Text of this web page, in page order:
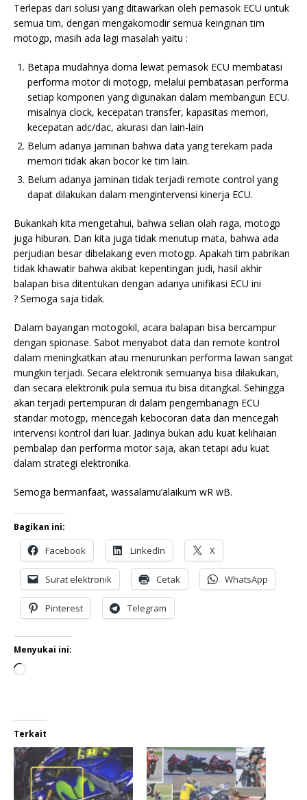
Terlepas dari solusi yang ditawarkan oleh pemasok ECU untuk
semua tim, dengan mengakomodir semua keinginan tim
motogp, masih ada lagi masalah yaitu :
Betapa mudahnya dorna lewat pemasok ECU membatasi
performa motor di motogp, melalui pembatasan performa
setiap komponen yang digunakan dalam membangun ECU.
misalnya clock, kecepatan transfer, kapasitas memori,
kecepatan adc/dac, akurasi dan lain-lain
Belum adanya jaminan bahwa data yang terekam pada
memori tidak akan bocor ke tim lain.
Belum adanya jaminan tidak terjadi remote control yang
dapat dilakukan dalam mengintervensi kinerja ECU.
Bukankah kita mengetahui, bahwa selian olah raga, motogp
juga hiburan. Dan kita juga tidak menutup mata, bahwa ada
perjudian besar dibelakang even motogp. Apakah tim pabrikan
tidak khawatir bahwa akibat kepentingan judi, hasil akhir
balapan bisa ditentukan dengan adanya unifikasi ECU ini
? Semoga saja tidak.
Dalam bayangan motogokil, acara balapan bisa bercampur
dengan spionase. Sabot menyabot data dan remote kontrol
dalam meningkatkan atau menurunkan performa lawan sangat
mungkin terjadi. Secara elektronik semuanya bisa dilakukan,
dan secara elektronik pula semua itu bisa ditangkal. Sehingga
akan terjadi pertempuran di dalam pengembanagn ECU
standar motogp, mencegah kebocoran data dan mencegah
intervensi kontrol dari luar. Jadinya bukan adu kuat kelihaian
pembalap dan performa motor saja, akan tetapi adu kuat
dalam strategi elektronika.
Semoga bermanfaat, wassalamu’alaikum wR wB.
Bagikan ini:
Facebook LinkedIn X
Surat elektronik Cetak WhatsApp
Pinterest Telegram
Menyukai ini:
Terkait